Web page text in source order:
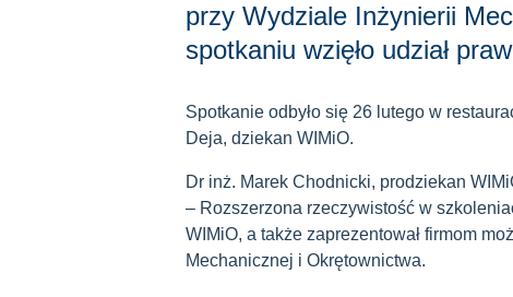
przy Wydziale Inżynierii
spotkaniu wzięło udział
Spotkanie odbyło się 26 lutego w
Deja, dziekan WIMiO.
Dr inż. Marek Chodnicki, prodziekan
– Rozszerzona rzeczywistość w
WIMiO, a także zaprezentował firmom
Mechanicznej i Okrętownictwa.